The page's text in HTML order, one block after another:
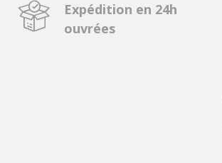
Expédition en 24h
ouvrées